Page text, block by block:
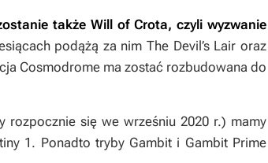
także Will of Crota, czyli wyzwanie
podążą za nimThe Devil’s Lair oraz
Cosmodrome ma zostać rozbudowana do
rozpocznie się we wrześniu 2020 r.) mamy
1. Ponadto tryby Gambit i Gambit Prime